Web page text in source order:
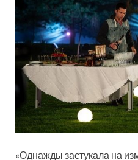
«Однажды застукала на